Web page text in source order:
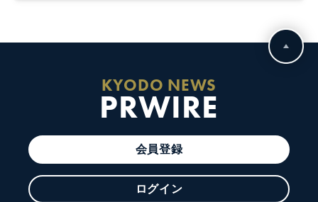
KYODO NEWS
PRWIRE
会員登録
ログイン